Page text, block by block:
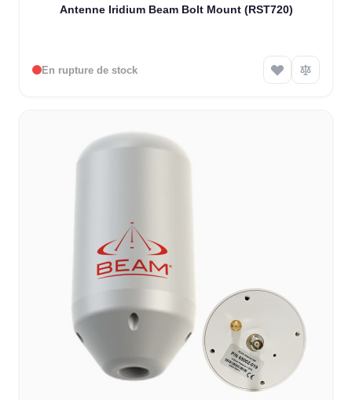
Antenne Iridium Beam Bolt Mount (RST720)
En rupture de stock